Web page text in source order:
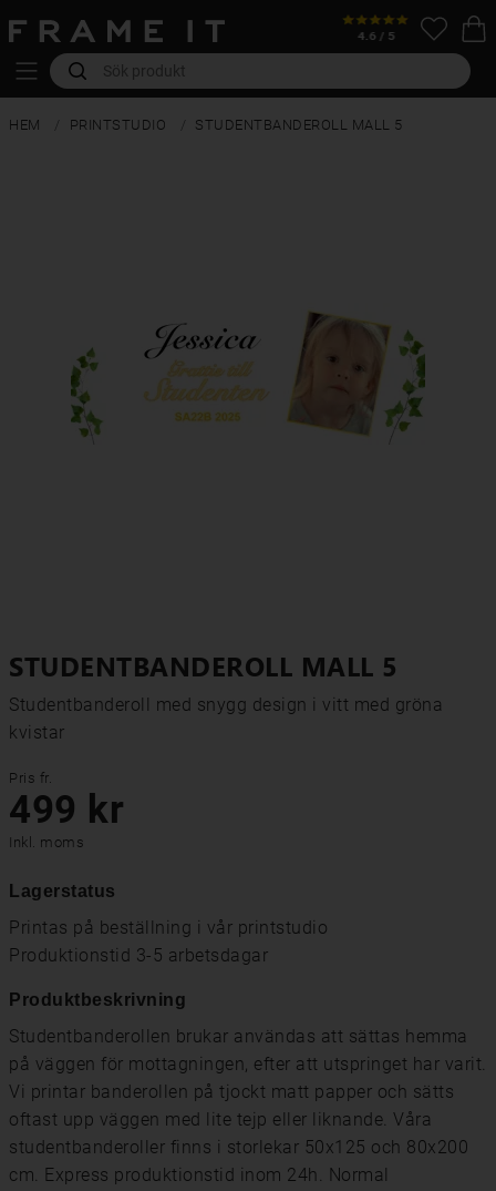
HEM PRINTSTUDIO STUDENTBANDEROLL MALL 5
STUDENTBANDEROLL MALL 5
Studentbanderoll med snygg design i vitt med gröna
kvistar
Pris fr.
499 kr
Inkl. moms
Lagerstatus
Printas på beställning i vår printstudio
Produktionstid 3-5 arbetsdagar
Produktbeskrivning
Studentbanderollen brukar användas att sättas hemma
på väggen för mottagningen, efter att utspringet har varit.
Vi printar banderollen på tjockt matt papper och sätts
oftast upp väggen med lite tejp eller liknande. Våra
studentbanderoller finns i storlekar 50x125 och 80x200
cm. Express produktionstid inom 24h. Normal